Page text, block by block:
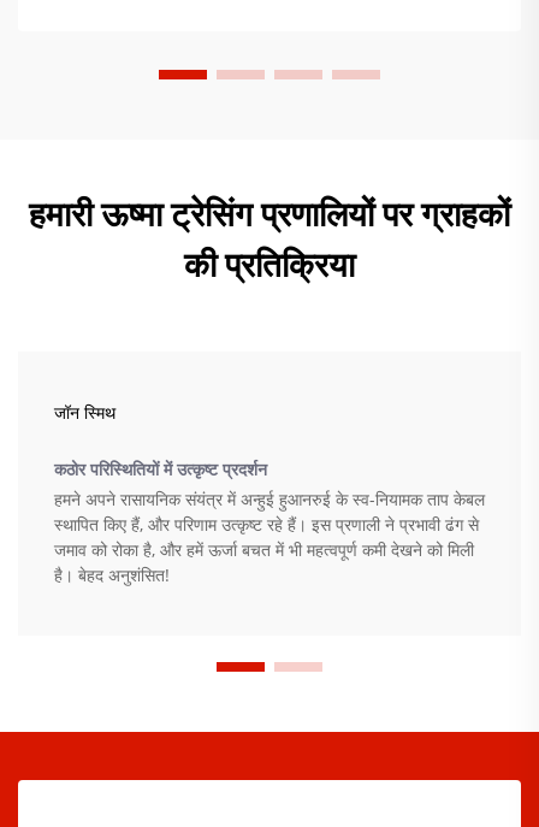
हमारी ऊष्मा ट्रेसिंग प्रणालियों पर ग्राहकों
की प्रतिक्रिया
जॉन स्मिथ
कठोर परिस्थितियों में उत्कृष्ट प्रदर्शन
हमने अपने रासायनिक संयंत्र में अन्हुई हुआनरुई के स्व-नियामक ताप केबल
स्थापित किए हैं, और परिणाम उत्कृष्ट रहे हैं। इस प्रणाली ने प्रभावी ढंग से
जमाव को रोका है, और हमें ऊर्जा बचत में भी महत्वपूर्ण कमी देखने को मिली
है। बेहद अनुशंसित!